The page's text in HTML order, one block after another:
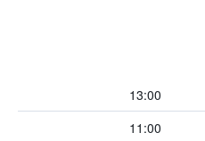
13:00
11:00